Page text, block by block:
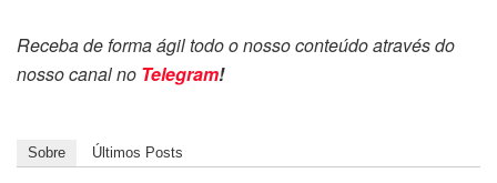
Receba de forma ágil todo o nosso conteúdo através do
nosso canal no Telegram!
Sobre Últimos Posts